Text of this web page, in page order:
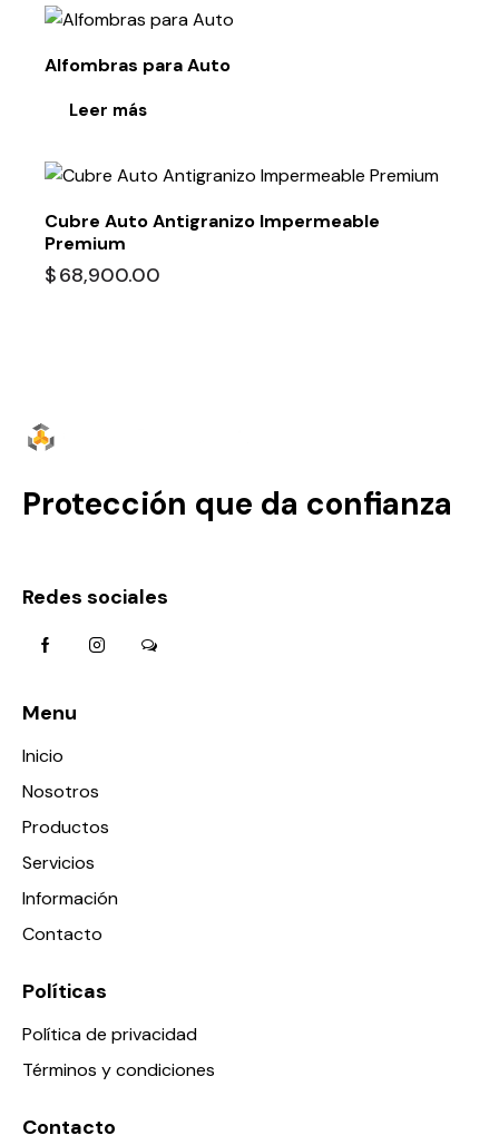
Alfombras para Auto
Leer más
Cubre Auto Antigranizo Impermeable
Premium
$68,900.00
Protección que da confianza
Redes sociales
Menu
Inicio
Nosotros
Productos
Servicios
Información
Contacto
Políticas
Política de privacidad
Términos y condiciones
Contacto